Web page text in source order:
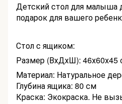
Детский стол для малыша
подарок для вашего
Стол с ящиком:
Размер (ВхДхШ): 46х60х45
Материал: Натуральное
Глубина ящика: 80 см
Краска: Экокраска. Не